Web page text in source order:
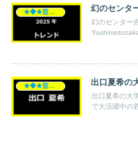
幻のセンタ
幻のセンター
★◆★芸能人★◆★ 出口夏希の
出口夏希の大
で大活躍中の